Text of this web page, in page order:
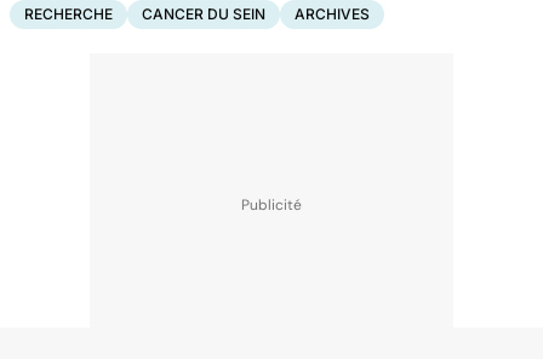
RECHERCHE CANCER DU SEIN ARCHIVES